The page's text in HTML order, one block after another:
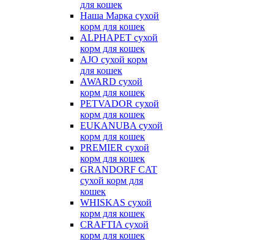
для кошек
Наша Марка сухой
корм для кошек
ALPHAPET сухой
корм для кошек
AJO сухой корм
для кошек
AWARD сухой
корм для кошек
PETVADOR сухой
корм для кошек
EUKANUBA сухой
корм для кошек
PREMIER сухой
корм для кошек
GRANDORF CAT
сухой корм для
кошек
WHISKAS сухой
корм для кошек
CRAFTIA сухой
корм для кошек